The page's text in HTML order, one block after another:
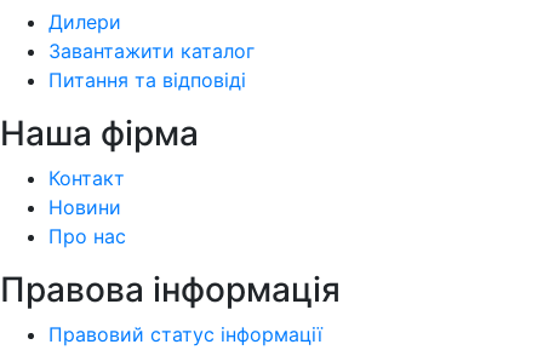
Дилери
Завантажити каталог
Питання та відповіді
Наша фiрма
Контакт
Новини
Про нас
Правова інформація
Правовий статус інформації